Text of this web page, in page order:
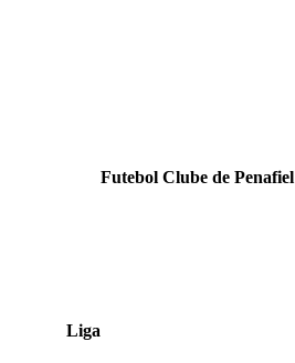
Futebol Clube de Penafiel
Liga